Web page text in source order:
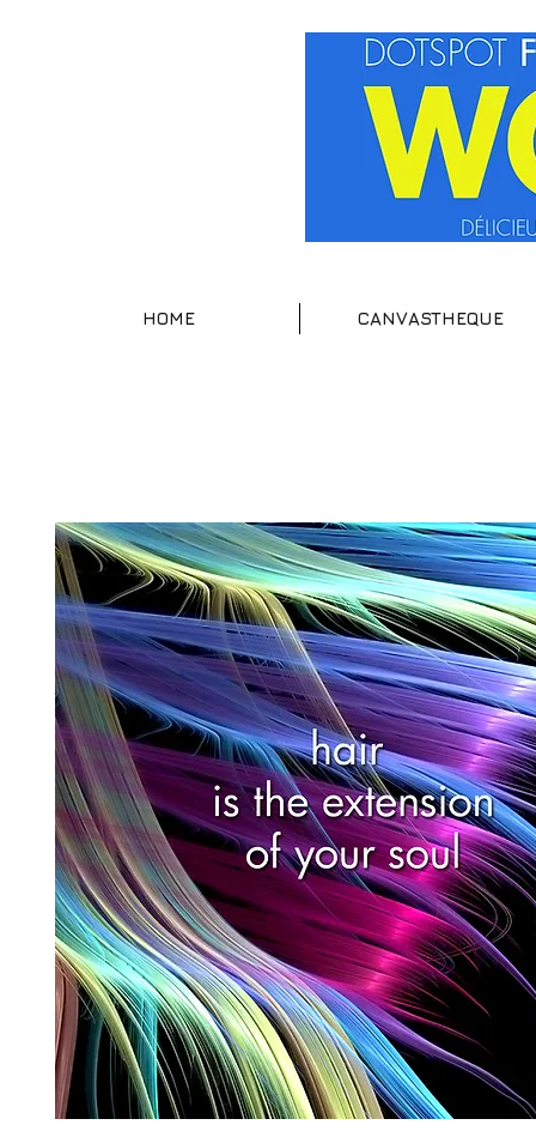
HOME CANVASTHEQUE